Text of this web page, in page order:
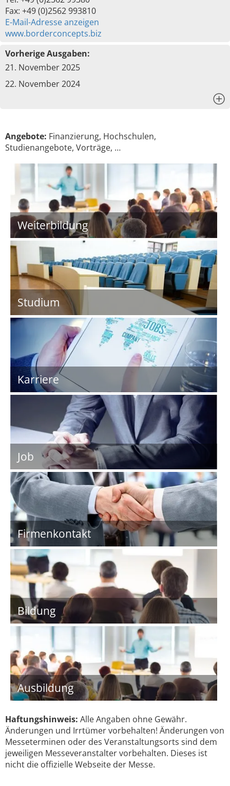
Fax: +49 (0)2562 993810
E-Mail-Adresse anzeigen
www.borderconcepts.biz
Vorherige Ausgaben:
21. November 2025
22. November 2024
Angebote: Finanzierung, Hochschulen,
Studienangebote, Vorträge, …
Weiterbildung
Studium
Karriere
Job
Firmenkontakt
Bildung
Ausbildung
Haftungshinweis: Alle Angaben ohne Gewähr.
Änderungen und Irrtümer vorbehalten! Änderungen von
Messeterminen oder des Veranstaltungsorts sind dem
jeweiligen Messeveranstalter vorbehalten. Dieses ist
nicht die offizielle Webseite der Messe.